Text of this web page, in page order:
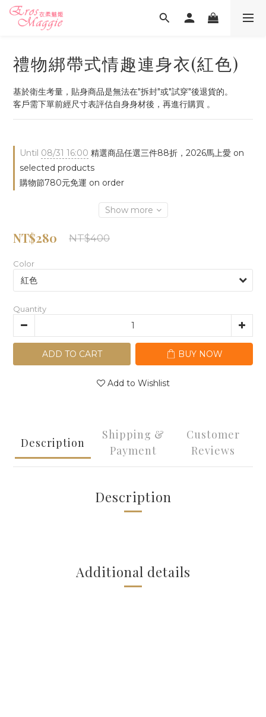
禮物綁帶式情趣連身衣(紅色)
基於衛生考量，貼身商品是無法在"拆封"或"試穿"後退貨的。
客戶需下單前經尺寸表評估自身身材後，再進行購買 。
Until 08/31 16:00 精選商品任選三件88折，2026馬上愛 on
selected products
購物節780元免運 on order
Show more
NT$280 NT$400
Color
Quantity
ADD TO CART BUY NOW
Add to Wishlist
Description
Shipping &
Payment
Customer
Reviews
Description
Additional details